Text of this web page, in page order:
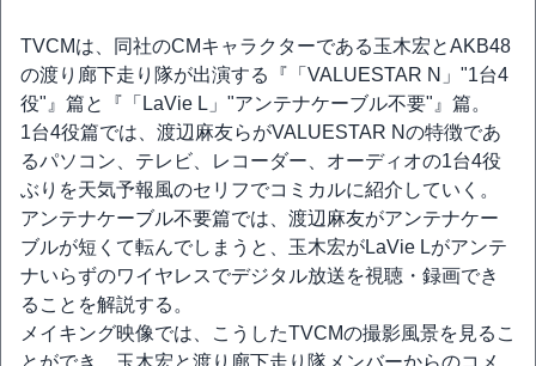
TVCMは、同社のCMキャラクターである玉木宏とAKB48
の渡り廊下走り隊が出演する『「VALUESTAR N」"1台4
役"』篇と『「LaVie L」"アンテナケーブル不要"』篇。
1台4役篇では、渡辺麻友らがVALUESTAR Nの特徴であ
るパソコン、テレビ、レコーダー、オーディオの1台4役
ぶりを天気予報風のセリフでコミカルに紹介していく。
アンテナケーブル不要篇では、渡辺麻友がアンテナケー
ブルが短くて転んでしまうと、玉木宏がLaVie Lがアンテ
ナいらずのワイヤレスでデジタル放送を視聴・録画でき
ることを解説する。
メイキング映像では、こうしたTVCMの撮影風景を見るこ
とができ、玉木宏と渡り廊下走り隊メンバーからのコメ